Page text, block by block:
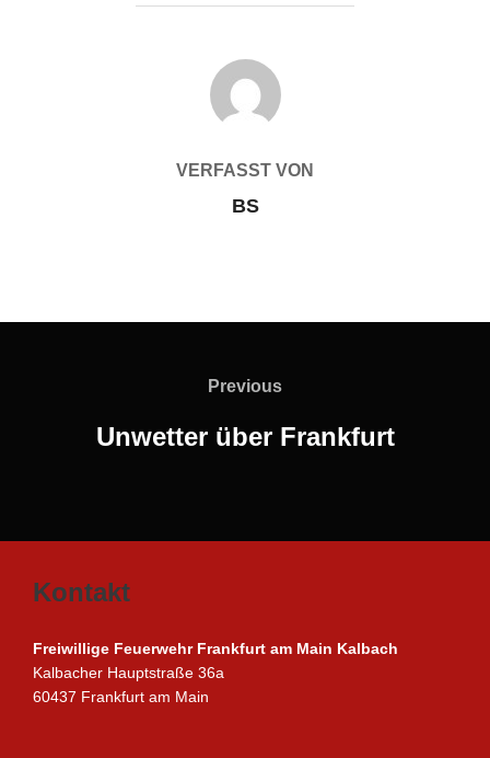
BEITRAGSAUTOR
VERFASST VON
BS
Previous
Previous
Unwetter über Frankfurt
Kontakt
Freiwillige Feuerwehr Frankfurt am Main Kalbach
Kalbacher Hauptstraße 36a
60437 Frankfurt am Main